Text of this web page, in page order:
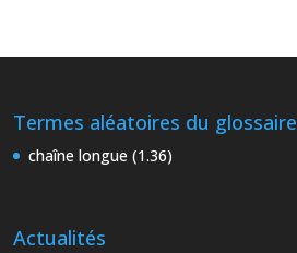
Termes aléatoires du glossaire
chaîne longue (1.36)
Actualités